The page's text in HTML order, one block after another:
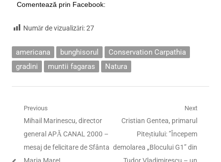
Comentează prin Facebook:
Număr de vizualizări:27
americana bunghisorul
Conservation Carpathia
gradini
muntii fagaras Natura
Navigare
articole
Previous
Previous
post:
Mihail Marinescu, director
general APĂ CANAL 2000 –
mesaj de felicitare de Sfânta
Maria Mare!
Next
Next
post:
Cristian Gentea, primarul
Piteștiului: ”Începem
demolarea „Blocului G1” din
Tudor Vladimirescu – un